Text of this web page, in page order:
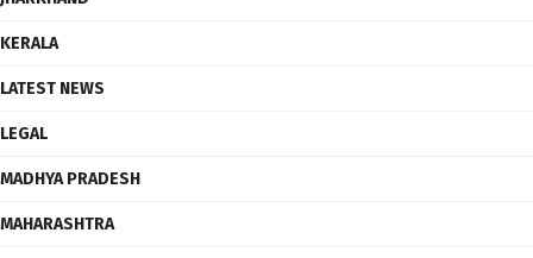
KERALA
LATEST NEWS
LEGAL
MADHYA PRADESH
MAHARASHTRA